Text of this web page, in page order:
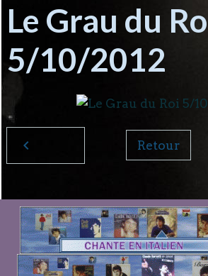
Le Grau du
5/10/2012
Retour